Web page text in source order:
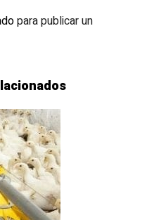
para publicar un